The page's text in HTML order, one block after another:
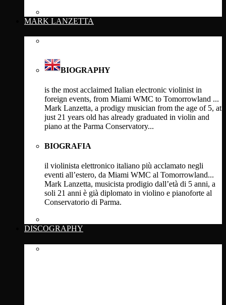
MARK LANZETTA
BIOGRAPHY
is the most acclaimed Italian electronic violinist in
foreign events, from Miami WMC to Tomorrowland ...
Mark Lanzetta, a prodigy musician from the age of 5, at
just 21 years old has already graduated in violin and
piano at the Parma Conservatory...
BIOGRAFIA
il violinista elettronico italiano più acclamato negli
eventi all’estero, da Miami WMC al Tomorrowland...
Mark Lanzetta, musicista prodigio dall’età di 5 anni, a
soli 21 anni è già diplomato in violino e pianoforte al
Conservatorio di Parma.
DISCOGRAPHY